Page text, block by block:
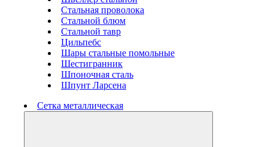
Стальная проволока
Стальной блюм
Стальной тавр
Цильпебс
Шары стальные помольные
Шестигранник
Шпоночная сталь
Шпунт Ларсена
Сетка металлическая